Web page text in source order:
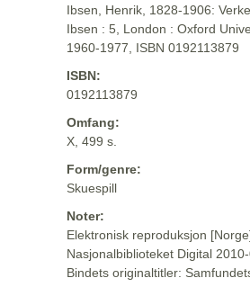
Ibsen, Henrik, 1828-1906:
Ibsen : 5, London : Oxford
1960-1977, ISBN 0192113879
ISBN:
0192113879
Omfang:
X, 499 s.
Form/genre:
Skuespill
Noter:
Elektronisk reproduksjon
Nasjonalbiblioteket Digital
Bindets originaltitler: